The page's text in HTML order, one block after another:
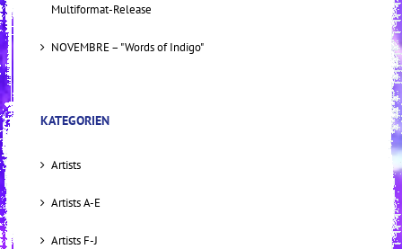
Multiformat-Release
NOVEMBRE – "Words of Indigo"
KATEGORIEN
Artists
Artists A-E
Artists F-J